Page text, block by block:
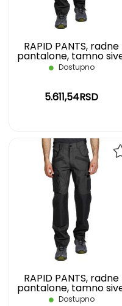
RAPID PANTS, radne
pantalone, tamno
48
Dostupno
5.611,54RSD
RAPID PANTS, radne
pantalone, tamno
52
Dostupno